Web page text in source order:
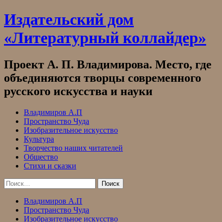
Skip
to
content
Издательский дом
«Литературный коллайдер»
Проект А. П. Владимирова. Место, где
объединяются творцы современного
русского искусства и науки
Владимиров А.П
Пространство Чуда
Изобразительное искусство
Культура
Творчество наших читателей
Общество
Стихи и сказки
Найти:
Владимиров А.П
Пространство Чуда
Изобразительное искусство